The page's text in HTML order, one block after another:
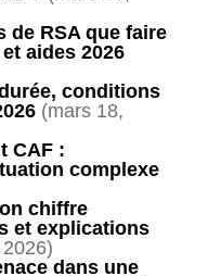
de RSA que faire
aides 2026
conditions
(mars 18,
CAF :
complexe
chiffre
et explications
dans une